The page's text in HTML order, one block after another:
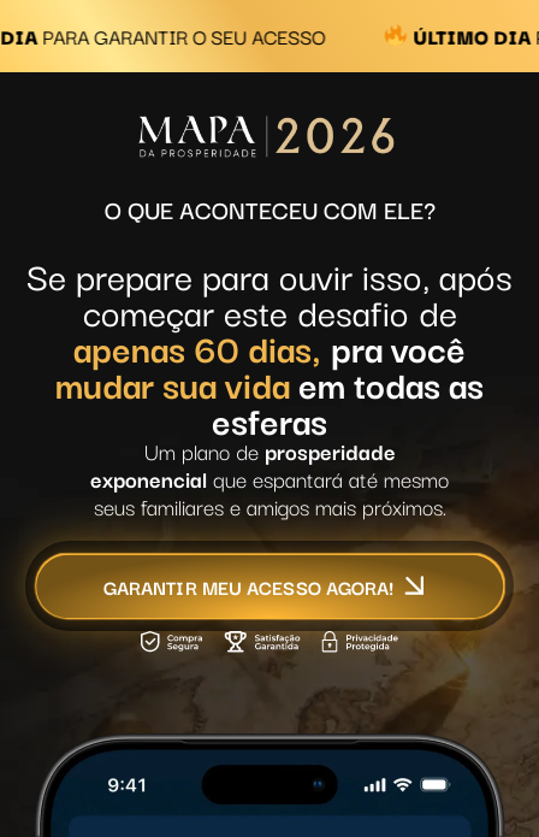
O SEU ACESSO ÚLTIMO DIAPARA
O QUE ACONTECEU COM ELE?
Se prepare para ouvir isso, após
começar este desafio de
apenas 60 dias, pra você
mudar sua vidaem todas as
esferas
Um plano de prosperidade
exponencialque espantará até mesmo
seus familiares e amigos mais próximos.
GARANTIR MEU ACESSO AGORA!